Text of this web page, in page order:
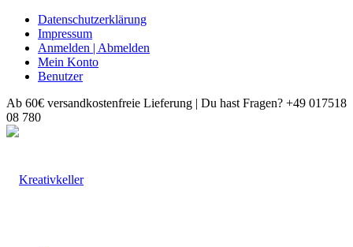
Datenschutzerklärung
Impressum
Anmelden | Abmelden
Mein Konto
Benutzer
Ab 60€ versandkostenfreie Lieferung | Du hast Fragen? +49 017518
08 780